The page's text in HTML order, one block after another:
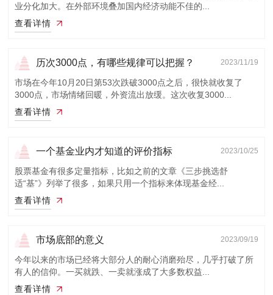
业分化加大。在外部环境叠加国内经济动能不佳的...
查看详情
历次3000点，有哪些规律可以把握？ 2023/11/19
市场在今年10月20日第53次跌破3000点之后，很快就收复了
3000点，市场情绪回暖，外资流出放缓。这次收复3000...
查看详情
一个基金业内才知道的评价指标 2023/10/25
股票基金有很多定量指标，比如之前的文章《三步挑选舒
适“基”》列举了很多，如果只用一个指标来体现基金经...
查看详情
市场底部的意义 2023/09/19
今年以来的市场已经将大部分人的耐心消磨殆尽，几乎打破了所
有人的信仰。一买就跌、一卖就涨成了大多数权益...
查看详情